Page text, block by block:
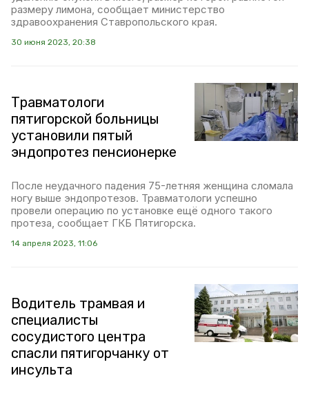
размеру лимона, сообщает министерство
здравоохранения Ставропольского края.
30 июня 2023, 20:38
Травматологи
пятигорской больницы
установили пятый
эндопротез пенсионерке
После неудачного падения 75-летняя женщина сломала
ногу выше эндопротезов. Травматологи успешно
провели операцию по установке ещё одного такого
протеза, сообщает ГКБ Пятигорска.
14 апреля 2023, 11:06
Водитель трамвая и
специалисты
сосудистого центра
спасли пятигорчанку от
инсульта